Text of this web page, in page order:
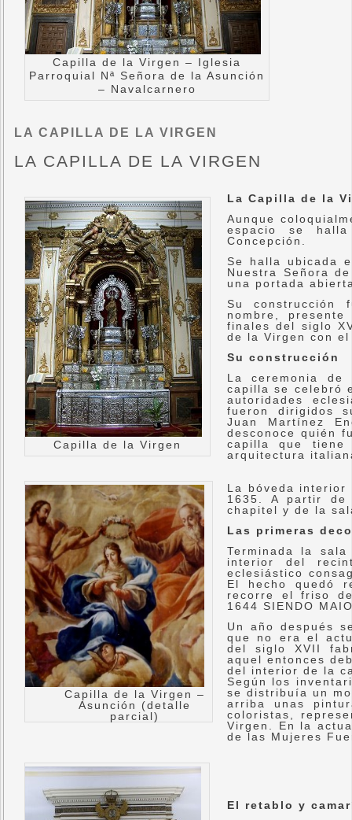
Capilla de la Virgen – Iglesia
Parroquial Nª Señora de la Asunción
– Navalcarnero
LA CAPILLA DE LA VIRGEN
LA CAPILLA DE LA VIRGEN
Capilla de la Virgen
La Capilla de la
Aunque
espacio se
Concepción.
Se halla ubicada
Nuestra Señora
una portada
Su construcción
nombre,
finales del siglo
de la Virgen con
Su construcción
La ceremonia
capilla se celebró
autoridades
fueron dirigidos
Juan Martínez
desconoce quién
capilla que tiene
arquitectura
Capilla de la Virgen –
Asunción (detalle
parcial)
La bóveda interior
1635. A partir de
chapitel y de la
Las primeras
Terminada la
interior del
eclesiástico
El hecho quedó
recorre el friso de
1644 SIENDO
Un año después
que no era el
del siglo XVII
aquel entonces
del interior de la
Según los
se distribuía un
arriba unas
coloristas,
Virgen. En la
de las Mujeres
El retablo y